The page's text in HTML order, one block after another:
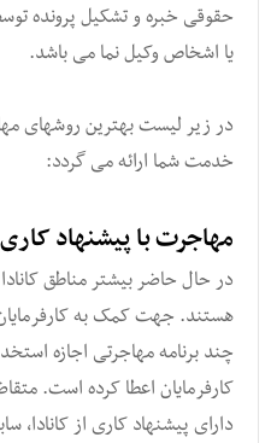
حقوقی خبره و تشکیل پرونده
یا اشخاص وکیل نما می باشد.
خدمت شما ارائه می گردد:
مهاجرت با پیشنهاد
در حال حاضر بیشتر مناطق
هستند. جهت کمک به کارفرمایان
چند برنامه مهاجرتی اجازه
کارفرمایان اعطا کرده است.
دارای پیشنهاد کاری از کانادا,